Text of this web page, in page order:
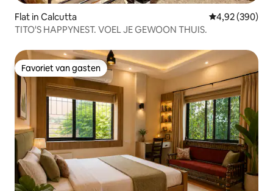
Flat in Calcutta Gemiddelde
4,92 (390)
TITO'S HAPPYNEST. VOEL JE GEWOON THUIS.
Favoriet van gasten
Favoriet van gasten